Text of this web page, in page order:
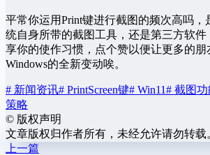
平常你运用Print键进行截图的频次高吗，
统自身所带的截图工具，还是第三方软
享你的使作习惯，点个赞以便让更多的朋
Windows的全新变动唉。
# 新闻资讯# PrintScreen键# Win11# 截图
策略
© 版权声明
文章版权归作者所有，未经允许请勿转载
上一篇